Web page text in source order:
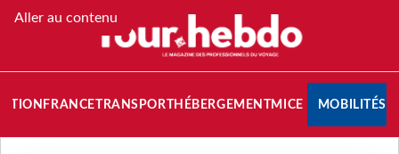
Aller au contenu
FRANCETRANSPORT HÉBERGEMENTMICE MOBILITÉS